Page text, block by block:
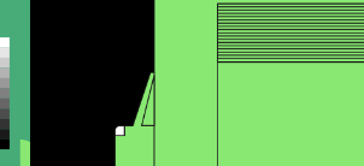
Consent Management